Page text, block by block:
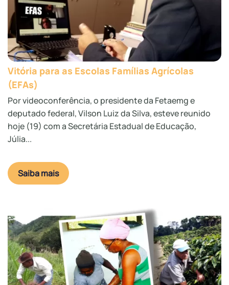
Vitória para as Escolas Famílias Agrícolas
(EFAs)
Por videoconferência, o presidente da Fetaemg e
deputado federal, Vilson Luiz da Silva, esteve reunido
hoje (19) com a Secretária Estadual de Educação,
Júlia...
Saiba mais